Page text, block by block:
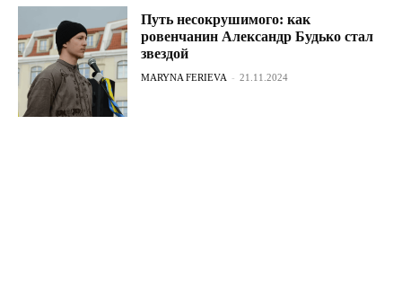
Путь несокрушимого: как
ровенчанин Александр Будько стал
звездой
MARYNA FERIEVA - 21.11.2024